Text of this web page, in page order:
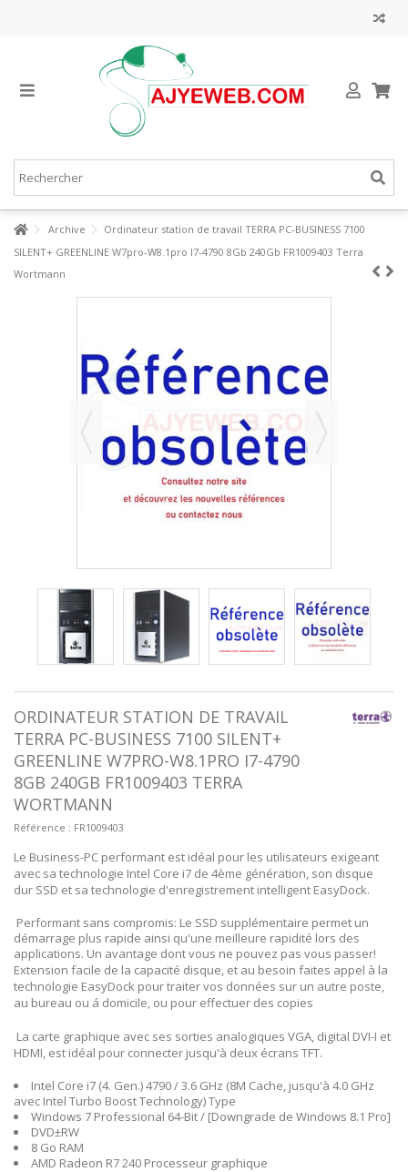
Archive
Ordinateur station de travail TERRA PC-BUSINESS 7100
SILENT+ GREENLINE W7pro-W8.1pro I7-4790 8Gb 240Gb FR1009403 Terra
Wortmann
ORDINATEUR STATION DE TRAVAIL
TERRA PC-BUSINESS 7100 SILENT+
GREENLINE W7PRO-W8.1PRO I7-4790
8GB 240GB FR1009403 TERRA
WORTMANN
Référence : FR1009403
Le Business-PC performant est idéal pour les utilisateurs exigeant
avec sa technologie Intel Core i7 de 4ème génération, son disque
dur SSD et sa technologie d'enregistrement intelligent EasyDock.
Performant sans compromis: Le SSD supplémentaire permet un
démarrage plus rapide ainsi qu'une meilleure rapidité lors des
applications. Un avantage dont vous ne pouvez pas vous passer!
Extension facile de la capacité disque, et au besoin faites appel à la
technologie EasyDock pour traiter vos données sur un autre poste,
au bureau ou á domicile, ou pour effectuer des copies
La carte graphique avec ses sorties analogiques VGA, digital DVI-I et
HDMI, est idéal pour connecter jusqu'à deux écrans TFT.
Intel Core i7 (4. Gen.) 4790 / 3.6 GHz (8M Cache, jusqu'à 4.0 GHz
avec Intel Turbo Boost Technology) Type
Windows 7 Professional 64-Bit / [Downgrade de Windows 8.1 Pro]
DVD±RW
8 Go RAM
AMD Radeon R7 240 Processeur graphique